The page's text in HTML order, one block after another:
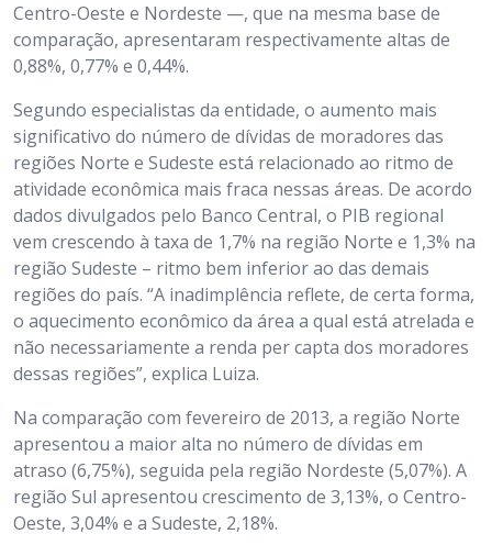
Centro-Oeste e Nordeste —, que na mesma base de
comparação, apresentaram respectivamente altas de
0,88%, 0,77% e 0,44%.
Segundo especialistas da entidade, o aumento mais
significativo do número de dívidas de moradores das
regiões Norte e Sudeste está relacionado ao ritmo de
atividade econômica mais fraca nessas áreas. De acordo
dados divulgados pelo Banco Central, o PIB regional
vem crescendo à taxa de 1,7% na região Norte e 1,3% na
região Sudeste – ritmo bem inferior ao das demais
regiões do país. “A inadimplência reflete, de certa forma,
o aquecimento econômico da área a qual está atrelada e
não necessariamente a renda per capta dos moradores
dessas regiões”, explica Luiza.
Na comparação com fevereiro de 2013, a região Norte
apresentou a maior alta no número de dívidas em
atraso (6,75%), seguida pela região Nordeste (5,07%). A
região Sul apresentou crescimento de 3,13%, o Centro-
Oeste, 3,04% e a Sudeste, 2,18%.